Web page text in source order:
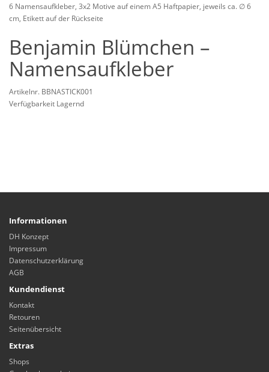
6 Namensaufkleber, 3x2 Motive auf einem A5 Haftpapier, jeweils ca. ∅ 6
cm, Etikett auf der Rückseite
Benjamin Blümchen –
Namensaufkleber
Artikelnr. BBNASTICK001
Verfügbarkeit Lagernd
Informationen
DH Konzept
Impressum
Datenschutzerklärung
AGB
Kundendienst
Kontakt
Retouren
Seitenübersicht
Extras
Shops